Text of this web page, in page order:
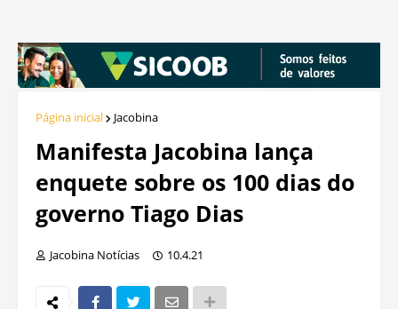
Página inicial Jacobina
Manifesta Jacobina lança
enquete sobre os 100 dias do
governo Tiago Dias
Jacobina Notícias 10.4.21